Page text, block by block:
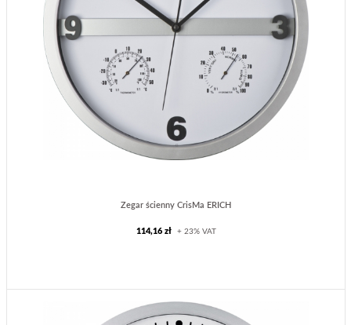
Zegar ścienny CrisMa ERICH
114,16 zł + 23% VAT